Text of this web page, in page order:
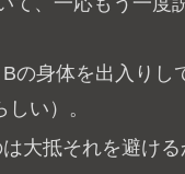
の身体を出入り
い）。
大抵それを避ける